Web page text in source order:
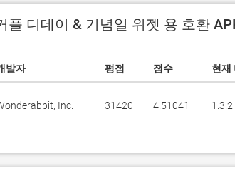
플 디데이 & 기념일 위젯 용 호환
발자 평점 점수 현재
Inc. 31420 4.51041 1.3.2